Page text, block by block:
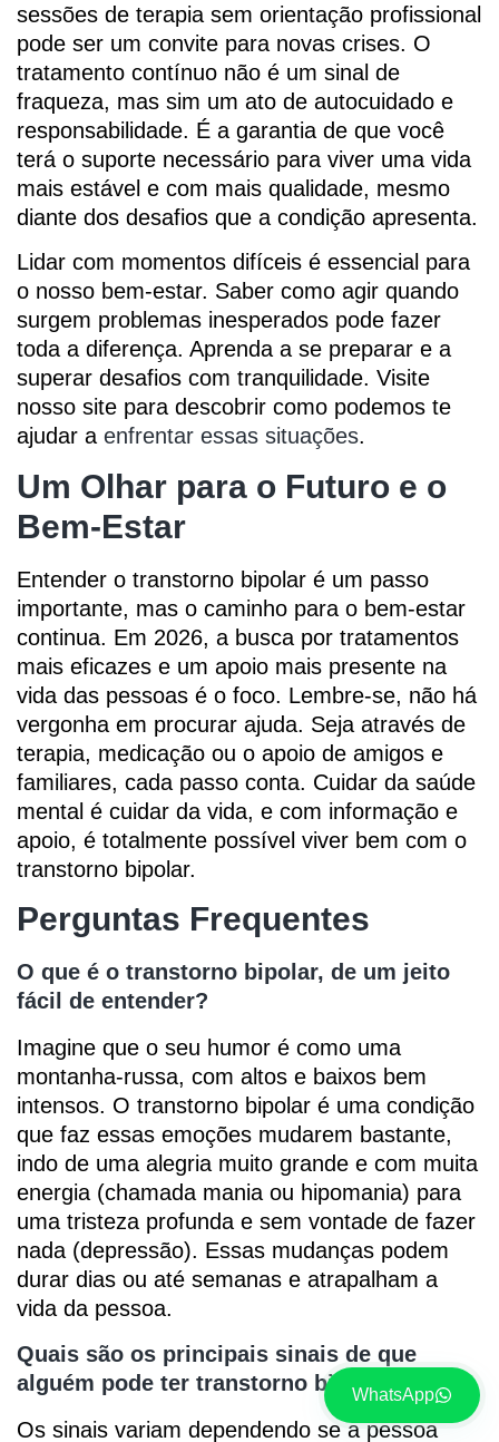
sessões de terapia sem orientação profissional
pode ser um convite para novas crises. O
tratamento contínuo não é um sinal de
fraqueza, mas sim um ato de autocuidado e
responsabilidade. É a garantia de que você
terá o suporte necessário para viver uma vida
mais estável e com mais qualidade, mesmo
diante dos desafios que a condição apresenta.
Lidar com momentos difíceis é essencial para
o nosso bem-estar. Saber como agir quando
surgem problemas inesperados pode fazer
toda a diferença. Aprenda a se preparar e a
superar desafios com tranquilidade. Visite
nosso site para descobrir como podemos te
ajudar a enfrentar essas situações.
Um Olhar para o Futuro e o
Bem-Estar
Entender o transtorno bipolar é um passo
importante, mas o caminho para o bem-estar
continua. Em 2026, a busca por tratamentos
mais eficazes e um apoio mais presente na
vida das pessoas é o foco. Lembre-se, não há
vergonha em procurar ajuda. Seja através de
terapia, medicação ou o apoio de amigos e
familiares, cada passo conta. Cuidar da saúde
mental é cuidar da vida, e com informação e
apoio, é totalmente possível viver bem com o
transtorno bipolar.
Perguntas Frequentes
O que é o transtorno bipolar, de um jeito
fácil de entender?
Imagine que o seu humor é como uma
montanha-russa, com altos e baixos bem
intensos. O transtorno bipolar é uma condição
que faz essas emoções mudarem bastante,
indo de uma alegria muito grande e com muita
energia (chamada mania ou hipomania) para
uma tristeza profunda e sem vontade de fazer
nada (depressão). Essas mudanças podem
durar dias ou até semanas e atrapalham a
vida da pessoa.
Quais são os principais sinais de que
alguém pode ter transtorno bipolar?
Os sinais variam dependendo se a pessoa
WhatsApp